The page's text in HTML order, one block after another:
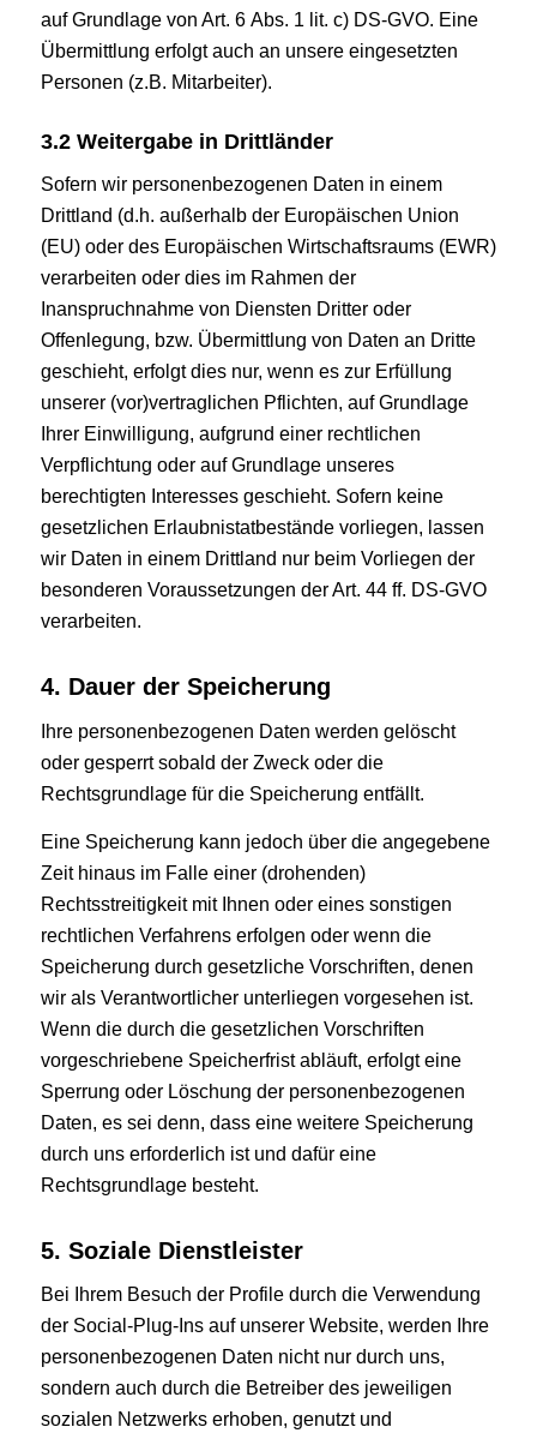
auf Grundlage von Art. 6 Abs. 1 lit. c) DS-GVO. Eine
Übermittlung erfolgt auch an unsere eingesetzten
Personen (z.B. Mitarbeiter).
3.2 Weitergabe in Drittländer
Sofern wir personenbezogenen Daten in einem
Drittland (d.h. außerhalb der Europäischen Union
(EU) oder des Europäischen Wirtschaftsraums (EWR)
verarbeiten oder dies im Rahmen der
Inanspruchnahme von Diensten Dritter oder
Offenlegung, bzw. Übermittlung von Daten an Dritte
geschieht, erfolgt dies nur, wenn es zur Erfüllung
unserer (vor)vertraglichen Pflichten, auf Grundlage
Ihrer Einwilligung, aufgrund einer rechtlichen
Verpflichtung oder auf Grundlage unseres
berechtigten Interesses geschieht. Sofern keine
gesetzlichen Erlaubnistatbestände vorliegen, lassen
wir Daten in einem Drittland nur beim Vorliegen der
besonderen Voraussetzungen der Art. 44 ff. DS-GVO
verarbeiten.
4. Dauer der Speicherung
Ihre personenbezogenen Daten werden gelöscht
oder gesperrt sobald der Zweck oder die
Rechtsgrundlage für die Speicherung entfällt.
Eine Speicherung kann jedoch über die angegebene
Zeit hinaus im Falle einer (drohenden)
Rechtsstreitigkeit mit Ihnen oder eines sonstigen
rechtlichen Verfahrens erfolgen oder wenn die
Speicherung durch gesetzliche Vorschriften, denen
wir als Verantwortlicher unterliegen vorgesehen ist.
Wenn die durch die gesetzlichen Vorschriften
vorgeschriebene Speicherfrist abläuft, erfolgt eine
Sperrung oder Löschung der personenbezogenen
Daten, es sei denn, dass eine weitere Speicherung
durch uns erforderlich ist und dafür eine
Rechtsgrundlage besteht.
5. Soziale Dienstleister
Bei Ihrem Besuch der Profile durch die Verwendung
der Social-Plug-Ins auf unserer Website, werden Ihre
personenbezogenen Daten nicht nur durch uns,
sondern auch durch die Betreiber des jeweiligen
sozialen Netzwerks erhoben, genutzt und